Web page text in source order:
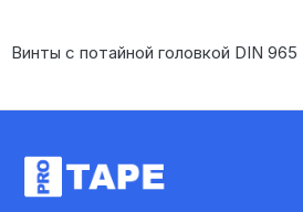
Винты с потайной головкой DIN 965